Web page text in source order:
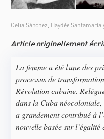
Celia Sánchez, Haydée Santamaría
Article originellement
La femme a été l'une des
processus de
Révolution cubaine.
dans la Cuba néocoloniale,
a grandement contribué à
nouvelle basée sur l’égalité